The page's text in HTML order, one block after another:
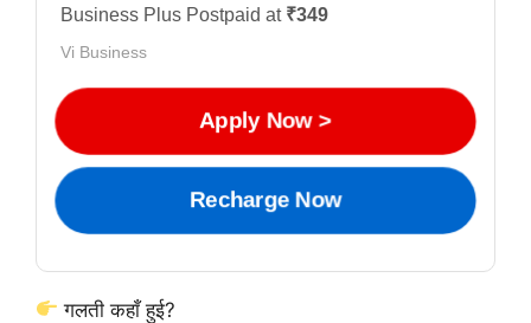
Business Plus Postpaid at ₹349
Vi Business
Apply Now >
Recharge Now
गलती कहाँ हुई?